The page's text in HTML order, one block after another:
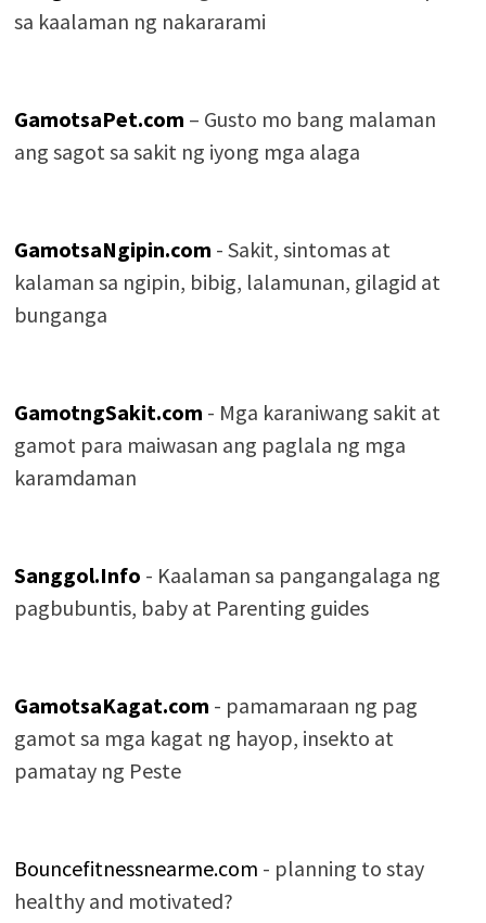
sa kaalaman ng nakararami
GamotsaPet.com – Gusto mo bang malaman
ang sagot sa sakit ng iyong mga alaga
GamotsaNgipin.com - Sakit, sintomas at
kalaman sa ngipin, bibig, lalamunan, gilagid at
bunganga
GamotngSakit.com - Mga karaniwang sakit at
gamot para maiwasan ang paglala ng mga
karamdaman
Sanggol.Info - Kaalaman sa pangangalaga ng
pagbubuntis, baby at Parenting guides
GamotsaKagat.com - pamamaraan ng pag
gamot sa mga kagat ng hayop, insekto at
pamatay ng Peste
Bouncefitnessnearme.com - planning to stay
healthy and motivated?